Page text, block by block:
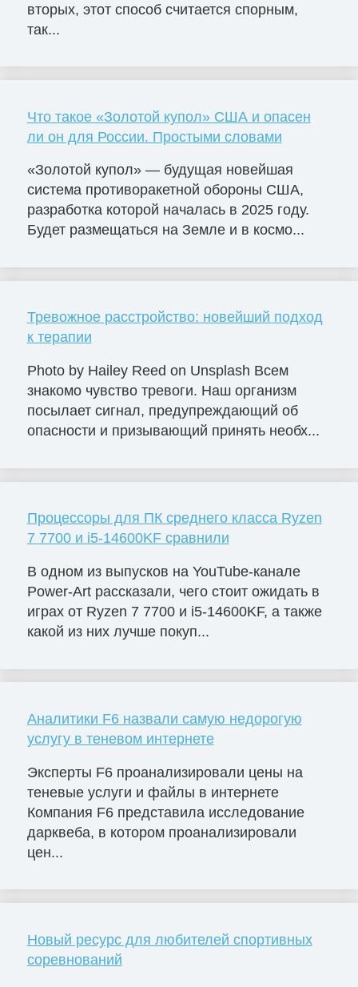
вторых, этот способ считается спорным,
так...
Что такое «Золотой купол» США и опасен
ли он для России. Простыми словами
«Золотой купол» — будущая новейшая
система противоракетной обороны США,
разработка которой началась в 2025 году.
Будет размещаться на Земле и в космо...
Тревожное расстройство: новейший подход
к терапии
Photo by Hailey Reed on Unsplash Всем
знакомо чувство тревоги. Наш организм
посылает сигнал, предупреждающий об
опасности и призывающий принять необх...
Процессоры для ПК среднего класса Ryzen
7 7700 и i5-14600KF сравнили
В одном из выпусков на YouTube-канале
Power-Art рассказали, чего стоит ожидать в
играх от Ryzen 7 7700 и i5-14600KF, а также
какой из них лучше покуп...
Аналитики F6 назвали самую недорогую
услугу в теневом интернете
Эксперты F6 проанализировали цены на
теневые услуги и файлы в интернете
Компания F6 представила исследование
дарквеба, в котором проанализировали
цен...
Новый ресурс для любителей спортивных
соревнований